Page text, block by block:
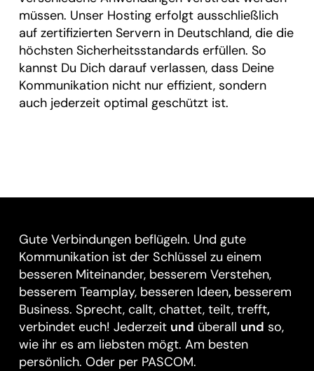
müssen. Unser Hosting erfolgt ausschließlich
auf zertifizierten Servern in Deutschland, die die
höchsten Sicherheitsstandards erfüllen. So
kannst Du Dich darauf verlassen, dass Deine
Kommunikation nicht nur effizient, sondern
auch jederzeit optimal geschützt ist.
Gute Verbindungen beflügeln. Und gute
Kommunikation ist der Schlüssel zu einem
besseren Miteinander, besserem Verstehen,
besserem Teamplay, besseren Ideen, besserem
Business. Sprecht, callt, chattet, teilt, trefft,
verbindet euch! Jederzeit und überall und so,
wie ihr es am liebsten mögt. Am besten
persönlich. Oder per PASCOM.